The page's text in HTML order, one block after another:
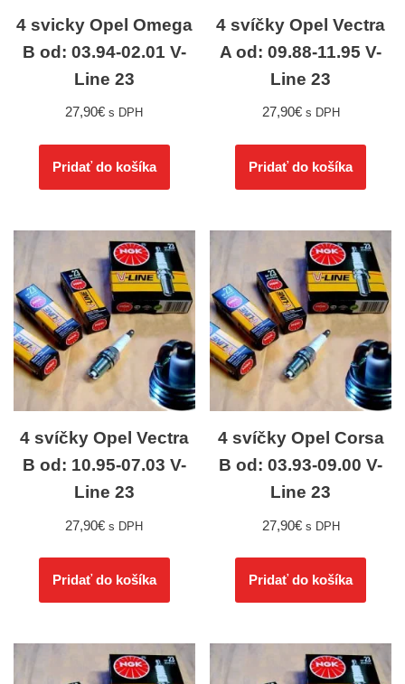
4 svicky Opel Omega
B od: 03.94-02.01 V-
Line 23
27,90€ s DPH
Pridať do košíka
4 svíčky Opel Vectra
A od: 09.88-11.95 V-
Line 23
27,90€ s DPH
Pridať do košíka
4 svíčky Opel Vectra
B od: 10.95-07.03 V-
Line 23
27,90€ s DPH
Pridať do košíka
4 svíčky Opel Corsa
B od: 03.93-09.00 V-
Line 23
27,90€ s DPH
Pridať do košíka